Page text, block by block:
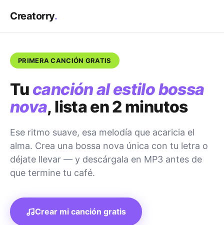
Creatorry.
PRIMERA CANCIÓN GRATIS
Tu canción al estilo bossa
nova, lista en 2 minutos
Ese ritmo suave, esa melodía que acaricia el
alma. Crea una bossa nova única con tu letra o
déjate llevar — y descárgala en MP3 antes de
que termine tu café.
Crear mi canción gratis